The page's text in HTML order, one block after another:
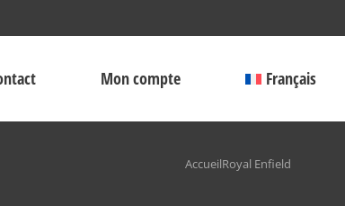
Mon compte Français
AccueilRoyal Enfield